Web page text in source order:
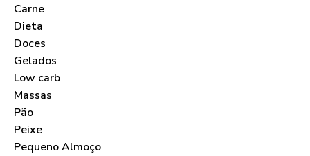
Carne
Dieta
Doces
Gelados
Low carb
Massas
Pão
Peixe
Pequeno Almoço